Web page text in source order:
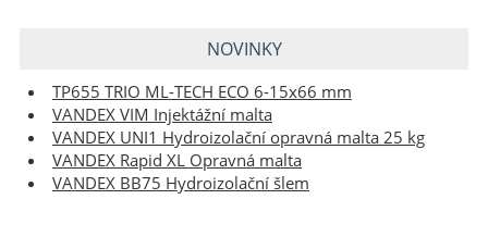
NOVINKY
TP655 TRIO ML-TECH ECO 6-15x66 mm
VANDEX VIM Injektážní malta
VANDEX UNI1 Hydroizolační opravná malta 25 kg
VANDEX Rapid XL Opravná malta
VANDEX BB75 Hydroizolační šlem